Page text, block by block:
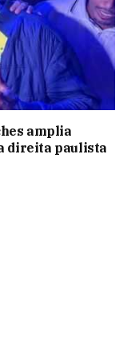
amplia
direita paulista